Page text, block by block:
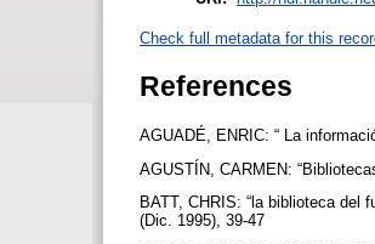
Check full metadata for this
References
AGUADÉ, ENRIC: “ La
AGUSTÍN, CARMEN:
BATT, CHRIS: “la biblioteca del
(Dic. 1995), 39-47